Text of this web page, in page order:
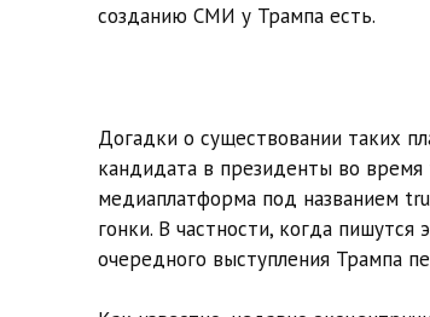
созданию СМИ у Трампа есть.
Догадки о существовании таких
кандидата в президенты во
медиаплатформа под названием
гонки. В частности, когда
очередного выступления Трампа